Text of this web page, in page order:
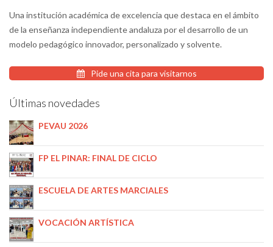
Una institución académica de excelencia que destaca en el ámbito
de la enseñanza independiente andaluza por el desarrollo de un
modelo pedagógico innovador, personalizado y solvente.
Pide una cita para visitarnos
Últimas novedades
PEVAU 2026
FP EL PINAR: FINAL DE CICLO
ESCUELA DE ARTES MARCIALES
VOCACIÓN ARTÍSTICA